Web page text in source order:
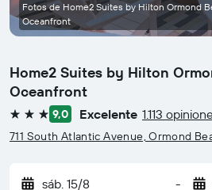
Home2 Suites by Hilton
Oceanfront
3 estrellas
9,0 Excelente 1.113
711 South Atlantic Avenue, Ormond
sáb. 15/8 -
Fotos de Home2 Suites by Hilton Ormond
Oceanfront